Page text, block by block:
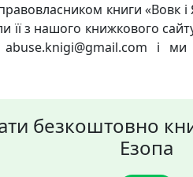
книги «Вовк
її з нашого книжкового
і ми
безкоштовно
Езопа